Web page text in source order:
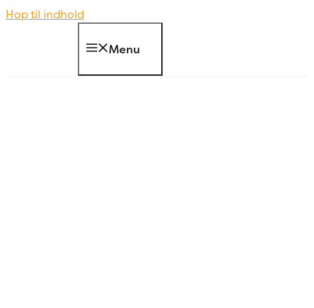
Hop til indhold
Menu